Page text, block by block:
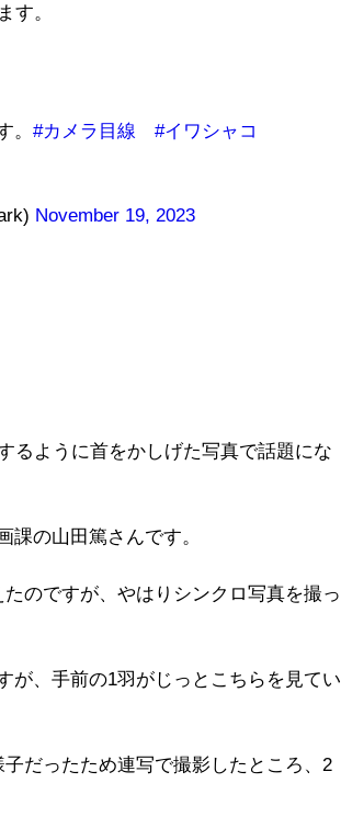
す。
。 #カメラ目線
#イワシャコ
November 19, 2023
るように首をかしげた写真で話題にな
の山田篤さんです。
のですが、やはりシンクロ写真を撮っ
、手前の1羽がじっとこちらを見てい
だったため連写で撮影したところ、2